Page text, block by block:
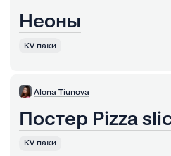
Неоны
KV паки
Alena Tiunova
Постер Pizza
KV паки